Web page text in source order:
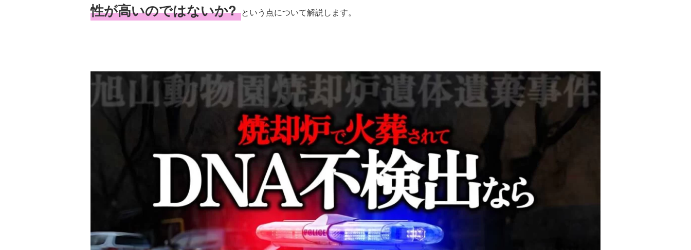
性が高いのではないか?という点について解説します。